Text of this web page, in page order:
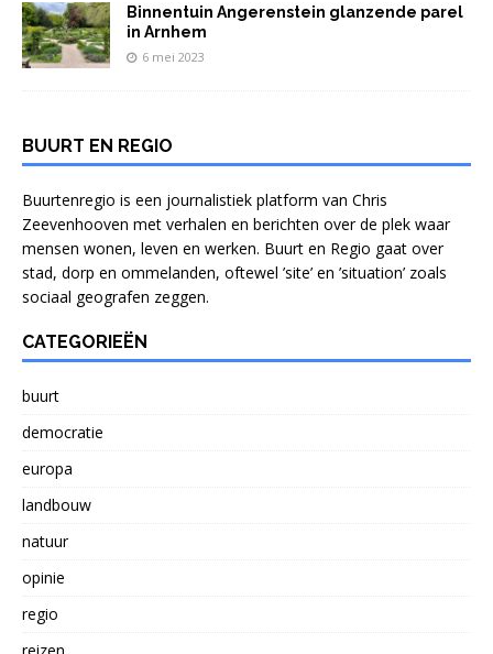
Binnentuin Angerenstein glanzende parel
in Arnhem
6 mei 2023
BUURT EN REGIO
Buurtenregio is een journalistiek platform van Chris
Zeevenhooven met verhalen en berichten over de plek waar
mensen wonen, leven en werken. Buurt en Regio gaat over
stad, dorp en ommelanden, oftewel ’site’ en ’situation’ zoals
sociaal geografen zeggen.
CATEGORIEËN
buurt
democratie
europa
landbouw
natuur
opinie
regio